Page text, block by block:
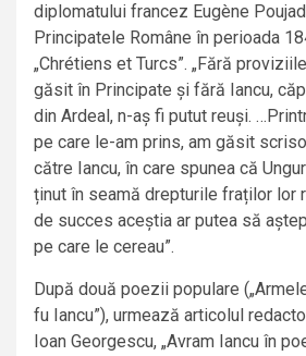
diplomatului francez Eugène
Principatele Române în perioada
„Chrétiens et Turcs”. „Fără
găsit în Principate și fără Iancu,
din Ardeal, n-aș fi putut reuși.
pe care le-am prins, am găsit
către Iancu, în care spunea că
ținut în seamă drepturile fraților lor
de succes aceștia ar putea să
pe care le cereau”.
După două poezii populare
fu Iancu”), urmează articolul
Ioan Georgescu, „Avram Iancu în